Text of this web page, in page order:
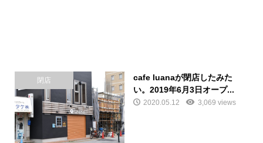
閉店
cafe luanaが閉店したみた
い。2019年6月3日オープ...
2020.05.12 3,069 views